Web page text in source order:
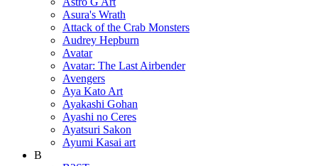
Asura's Wrath
Attack of the Crab Monsters
Audrey Hepburn
Avatar
Avatar: The Last Airbender
Avengers
Aya Kato Art
Ayakashi Gohan
Ayashi no Ceres
Ayatsuri Sakon
Ayumi Kasai art
B